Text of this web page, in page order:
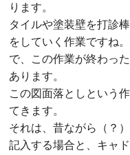
ります。
タイルや塗装壁を打診
をしていく作業ですね。
で、この作業が終わっ
あります。
この図面落としという
てきます。
それは、昔ながら（？
記入する場合と、キャ